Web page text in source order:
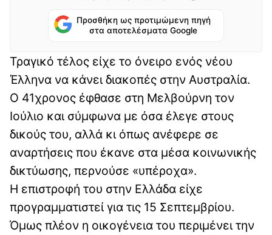
Προσθήκη ως προτιμώμενη πηγή
στα αποτελέσματα Google
Τραγικό τέλος είχε το όνειρο ενός νέου
Έλληνα να κάνει διακοπές στην Αυστραλία.
Ο 41χρονος έφθασε στη Μελβούρνη τον
Ιούλιο και σύμφωνα με όσα έλεγε στους
δικούς του, αλλά κι όπως ανέφερε σε
αναρτήσεις που έκανε στα μέσα κοινωνικής
δικτύωσης, περνούσε «υπέροχα».
Η επιστροφή του στην Ελλάδα είχε
προγραμματιστεί για τις 15 Σεπτεμβρίου.
Όμως πλέον η οικογένεια του περιμένει την